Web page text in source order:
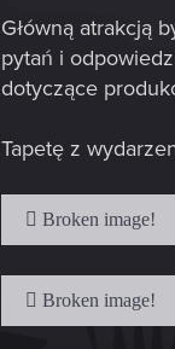
Główną atrakcją
pytań i
dotyczące
Tapetę z